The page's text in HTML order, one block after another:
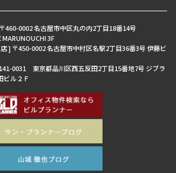
460-0002 名古屋市中区丸の内2丁目18番14号
MARUNOUCHI 3F
] 〒450-0002 名古屋市中村区名駅2丁目36番3号 伊藤ビ
0031 東京都品川区西五反田2丁目15番地7号 ジブラ
ビル２Ｆ